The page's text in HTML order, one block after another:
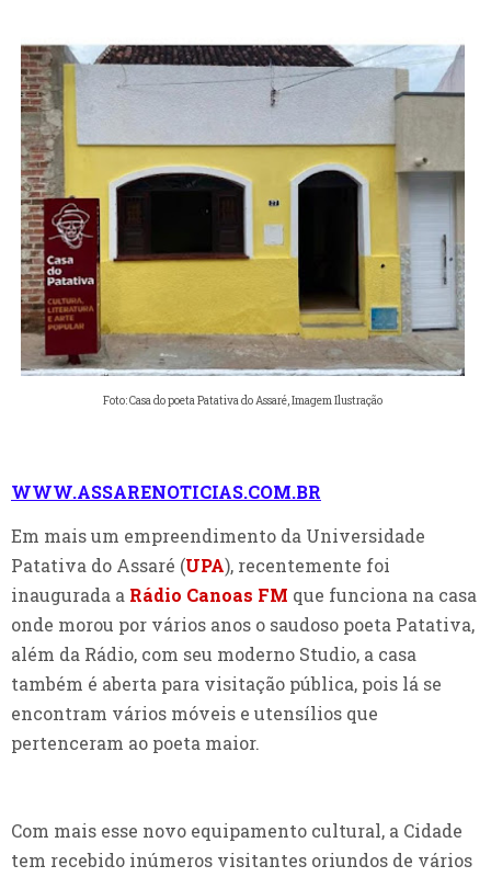
Foto: Casa do poeta Patativa do Assaré, Imagem Ilustração
WWW.ASSARENOTICIAS.COM.BR
Em mais um empreendimento da Universidade
Patativa do Assaré (UPA), recentemente foi
inaugurada a Rádio Canoas FM que funciona na casa
onde morou por vários anos o saudoso poeta Patativa,
além da Rádio, com seu moderno Studio, a casa
também é aberta para visitação pública, pois lá se
encontram vários móveis e utensílios que
pertenceram ao poeta maior.
Com mais esse novo equipamento cultural, a Cidade
tem recebido inúmeros visitantes oriundos de vários